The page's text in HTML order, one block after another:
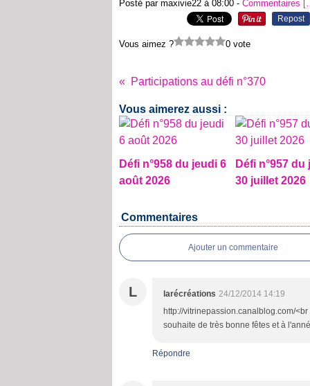
Posté par maxivie22 à 08:00 - Commentaires [
Repost
Vous aimez ? 0 vote
Participations au défi n°370
Vous aimerez aussi :
Défi n°958 du jeudi 6
août 2026
Défi n°957 du
30 juillet 2026
Commentaires
Ajouter un commentaire
L larécréations 24/12/2014 14:19
http://vitrinepassion.canalblog.com/
souhaite de très bonne fêtes et à
Répondre